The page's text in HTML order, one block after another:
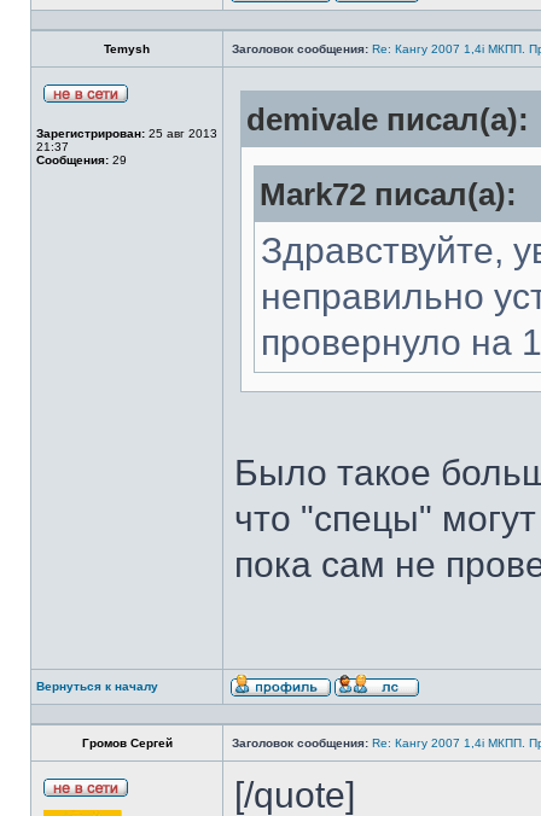
Temysh Заголовок сообщения: Re: Кангу 2007 1,4i МКПП.
Зарегистрирован: 25 авг 2013
21:37
Сообщения: 29
demivale писал(а):
Mark72 писал(а):
Здравствуйте,
неправильно
провернуло на
Было такое
что "спецы"
пока сам не
Вернуться к началу
Громов Сергей Заголовок сообщения: Re: Кангу 2007 1,4i МКПП.
[/quote]